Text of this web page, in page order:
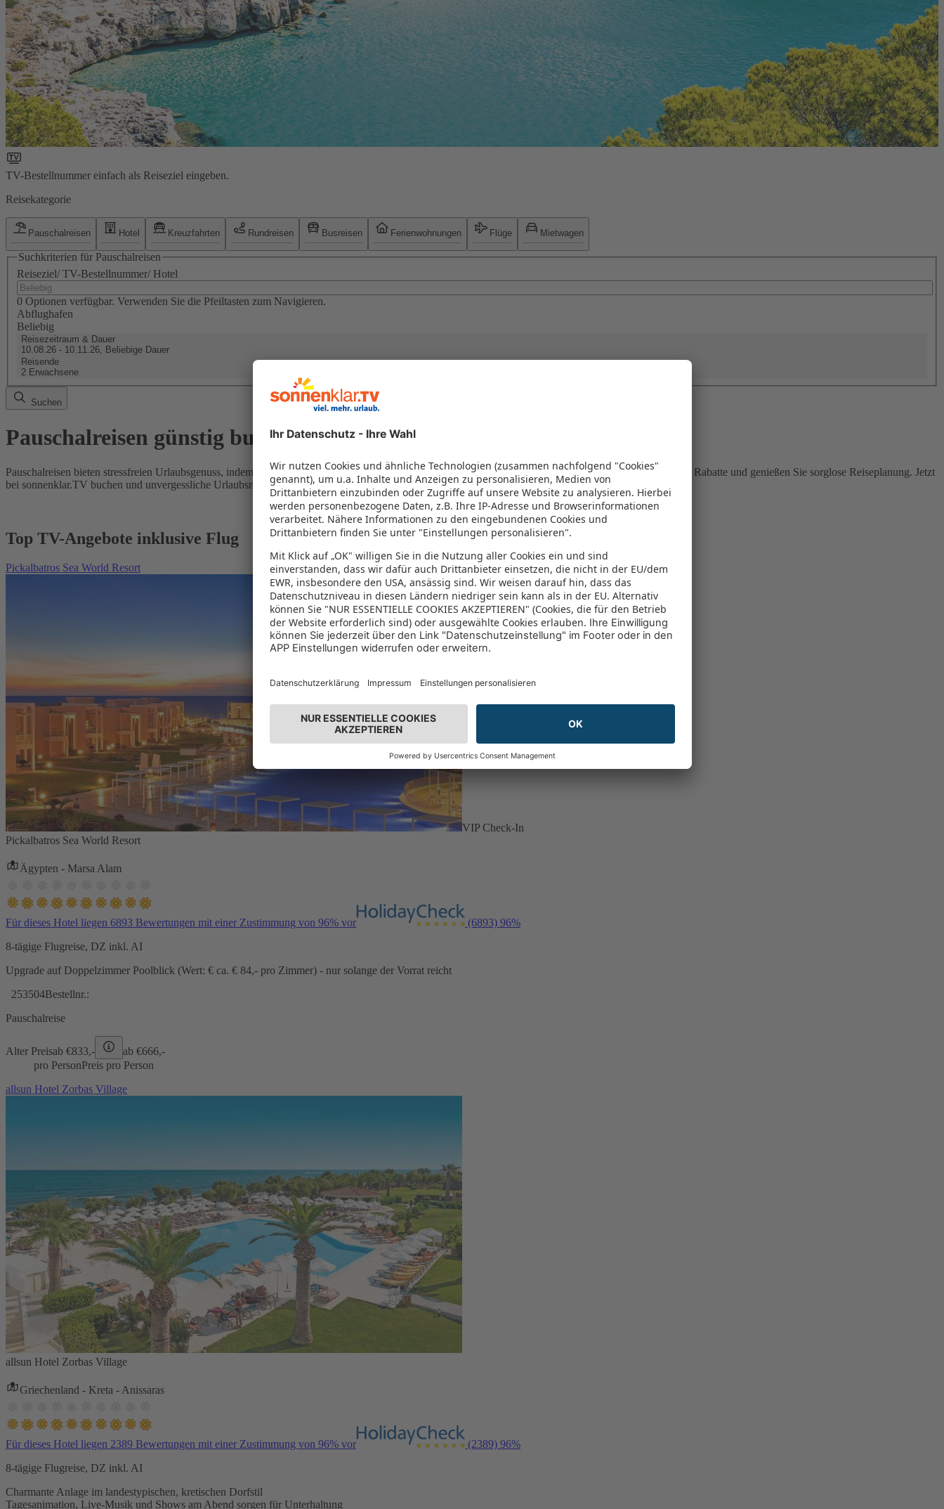
TV-Bestellnummer einfach als Reiseziel eingeben.
Reisekategorie
Pauschalreisen Hotel Kreuzfahrten Rundreisen Busreisen Ferienwohnungen Flüge Mietwagen
Suchkriterien für Pauschalreisen
Reiseziel/ TV-Bestellnummer/ Hotel
0 Optionen verfügbar. Verwenden Sie die Pfeiltasten zum Navigieren.
Abflughafen
Beliebig
Reisezeitraum & Dauer
10.08.26 - 10.11.26, Beliebige Dauer
Reisende
2 Erwachsene
Suchen
Pauschalreisen günstig buchen
Pauschalreisen bieten stressfreien Urlaubsgenuss, indem Flug und Hotel in einem Paket kombiniert werden – das spart Zeit und Geld. Nutzen Sie attraktive Rabatte und genießen Sie sorglose Reiseplanung. Jetzt
bei sonnenklar.TV buchen und unvergessliche Urlaubsmomente erleben!
Top TV-Angebote inklusive Flug
Pickalbatros Sea World Resort
VIP Check-In
Pickalbatros Sea World Resort
Ägypten - Marsa Alam
Für dieses Hotel liegen 6893 Bewertungen mit einer Zustimmung von 96% vor (6893) 96%
8-tägige Flugreise, DZ inkl. AI
Upgrade auf Doppelzimmer Poolblick (Wert: € ca. € 84,- pro Zimmer) - nur solange der Vorrat reicht
253504Bestellnr.:
Pauschalreise
Alter Preisab €833,- ab €666,-
pro PersonPreis pro Person
allsun Hotel Zorbas Village
allsun Hotel Zorbas Village
Griechenland - Kreta - Anissaras
Für dieses Hotel liegen 2389 Bewertungen mit einer Zustimmung von 96% vor (2389) 96%
8-tägige Flugreise, DZ inkl. AI
Charmante Anlage im landestypischen, kretischen Dorfstil
Tagesanimation, Live-Musik und Shows am Abend sorgen für Unterhaltung